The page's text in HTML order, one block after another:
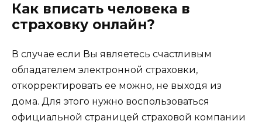
Как вписать человека в
страховку онлайн?
В случае если Вы являетесь счастливым
обладателем электронной страховки,
откорректировать ее можно, не выходя из
дома. Для этого нужно воспользоваться
официальной страницей страховой компании